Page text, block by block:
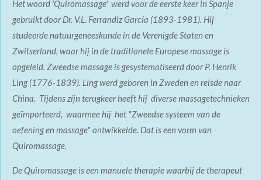
Het woord 'Quiromassage' werd voor de eerste keer in Spanje
gebruikt door Dr. V.L. Ferrandiz García (1893-1981). Hij
studeerde natuurgeneeskunde in de Verenigde Staten en
Zwitserland, waar hij in de traditionele Europese massage is
opgeleid. Zweedse massage is gesystematiseerd door P. Henrik
Ling (1776-1839). Ling werd geboren in Zweden en reisde naar
China. Tijdens zijn terugkeer heeft hij diverse massagetechnieken
geïmporteerd, waarmee hij het "Zweedse systeem van de
oefening en massage" ontwikkelde. Dat is een vorm van
Quiromassage.
De Quiromassage is een manuele therapie waarbij de therapeut